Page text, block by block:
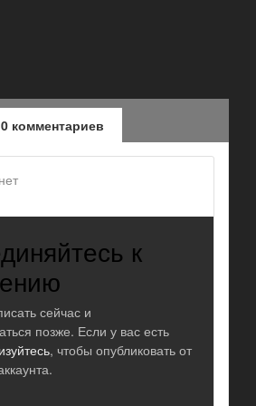
0 комментариев
к
сейчас и
позже. Если у вас есть
, чтобы опубликовать от